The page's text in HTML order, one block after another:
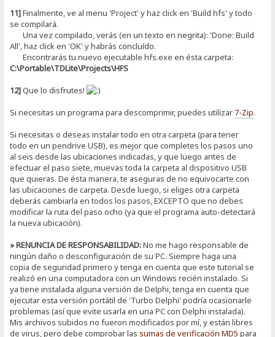
11]Finalmente, ve al menu 'Project' y haz click en 'Build hfs' y todo
se compilará.
Una vez compilado, verás (en un texto en negrita): 'Done: Build
All', haz click en 'OK' y habrás concluído.
Encontrarás tu nuevo ejecutable hfs.exe en ésta carpeta:
C:\Portable\TDLite\Projects\HFS
12]Que lo disfrutes!
Si necesitas un programa para descomprimir, puedes utilizar 7-Zip.
Si necesitas o deseas instalar todo en otra carpeta (para tener
todo en un pendrive USB), es mejor que completes los pasos uno
al seis desde las ubicaciones indicadas, y que luego antes de
efectuar el paso siete, muevas toda la carpeta al dispositivo USB
que quieras. De ésta manera, te aseguras de no equivocarte con
las ubicaciones de carpeta. Desde luego, si eliges otra carpeta
deberás cambiarla en todos los pasos, EXCEPTO que no debes
modificar la ruta del paso ocho (ya que el programa auto-detectará
la nueva ubicación).
» RENUNCIA DE RESPONSABILIDAD:No me hago responsable de
ningún daño o desconfiguración de su PC. Siempre haga una
copia de seguridad primero y tenga en cuenta que este tutorial se
realizó en una computadora con un Windows recién instalado. Si
ya tiene instalada alguna versión de Delphi, tenga en cuenta que
ejecutar esta versión portátil de 'Turbo Delphi' podría ocasionarle
problemas (así que evite usarla en una PC con Delphi instalada).
Mis archivos subidos no fueron modificados por mí, y están libres
de virus, pero debe comprobar lassumas de verificación MD5 para